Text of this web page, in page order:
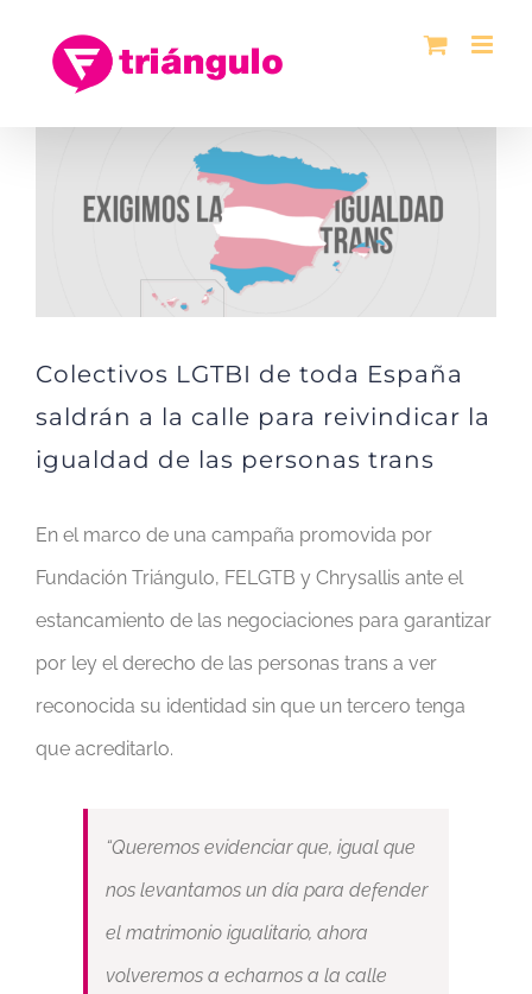
Colectivos LGTBI de toda España
saldrán a la calle para reivindicar la
igualdad de las personas trans
En el marco de una campaña promovida por
Fundación Triángulo, FELGTB y Chrysallis ante el
estancamiento de las negociaciones para garantizar
por ley el derecho de las personas trans a ver
reconocida su identidad sin que un tercero tenga
que acreditarlo.
“Queremos evidenciar que, igual que
nos levantamos un día para defender
el matrimonio igualitario, ahora
volveremos a echarnos a la calle